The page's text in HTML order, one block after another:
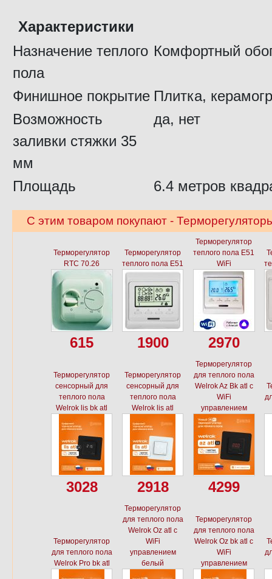
Характеристики
Назначение теплого
пола
Комфортный
Финишное покрытие Плитка,
Возможность
заливки стяжки 35
мм
да, нет
Площадь 6.4 метров
С этим товаром покупают -
Терморегулятор
RTC 70.26
615
Терморегулятор
теплого пола E51
1900
Терморегулятор
теплого пола E51
WiFi
2970
Терморегулятор
сенсорный для
теплого пола
Welrok lis bk atl
3028
Терморегулятор
сенсорный для
теплого пола
Welrok lis atl
2918
Терморегулятор
для теплого пола
Welrok Az Bk atl с
WiFi
управлением
4299
Терморегулятор
для теплого пола
Welrok Pro bk atl
Терморегулятор
для теплого пола
Welrok Oz atl с
WiFi
управлением
белый
Терморегулятор
для теплого пола
Welrok Oz bk atl с
WiFi
управлением